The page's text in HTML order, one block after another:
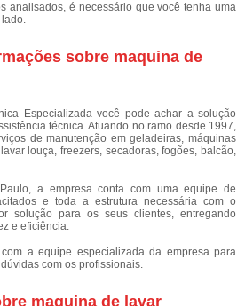
analisados, é necessário que você tenha uma
sobre maquina de
Especializada você pode achar a solução
técnica. Atuando no ramo desde 1997,
de manutenção em geladeiras, máquinas
louça, freezers, secadoras, fogões, balcão,
a empresa conta com uma equipe de
e toda a estrutura necessária com o
solução para os seus clientes, entregando
e eficiência.
a equipe especializada da empresa para
com os profissionais.
maquina de lavar